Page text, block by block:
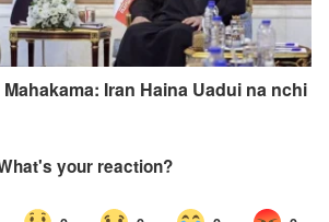
Iran Haina Uadui na nchi